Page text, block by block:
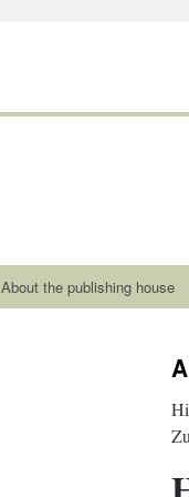
About the publishing house